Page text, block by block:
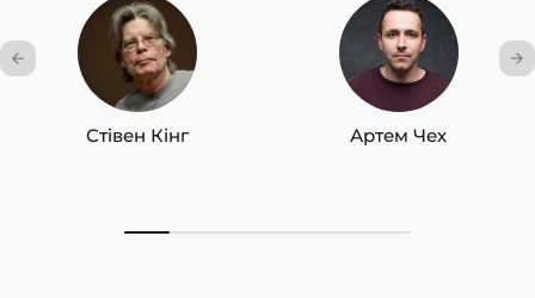
Стівен Кінг Артем Чех